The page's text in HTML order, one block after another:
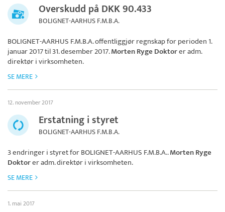
Overskudd på DKK 90.433
BOLIGNET-AARHUS F.M.B.A.
BOLIGNET-AARHUS F.M.B.A.offentliggjør regnskap for perioden 1.
januar 2017 til 31. desember 2017.Morten Ryge Doktorer adm.
direktør i virksomheten.
SE MERE
12. november 2017
Erstatning i styret
BOLIGNET-AARHUS F.M.B.A.
3 endringer i styret forBOLIGNET-AARHUS F.M.B.A..Morten Ryge
Doktorer adm. direktør i virksomheten.
SE MERE
1. mai 2017